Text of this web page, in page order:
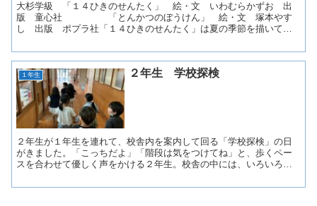
大杉学級 「１４ひきのせんたく」 絵・文 いわむらかずお 出
版 童心社 「とんかつのぼうけん」 絵・文 塚本やす
し 出版 ポプラ社「１４ひきのせんたく」は夏の季節を描いてい
１年生 ２年生 学校探検
２年生が１年生を連れて、校舎内を案内して回る「学校探検」の日
がきました。「こっちだよ」「階段は気をつけてね」と、歩くペー
スを合わせて優しく声をかける２年生。校舎の中には、いろいろな